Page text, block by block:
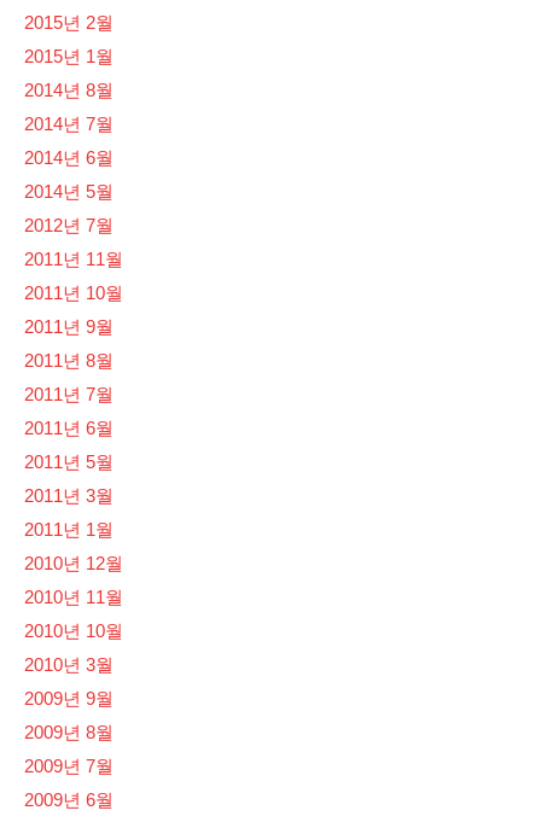
2015년 2월
2015년 1월
2014년 8월
2014년 7월
2014년 6월
2014년 5월
2012년 7월
2011년 11월
2011년 10월
2011년 9월
2011년 8월
2011년 7월
2011년 6월
2011년 5월
2011년 3월
2011년 1월
2010년 12월
2010년 11월
2010년 10월
2010년 3월
2009년 9월
2009년 8월
2009년 7월
2009년 6월